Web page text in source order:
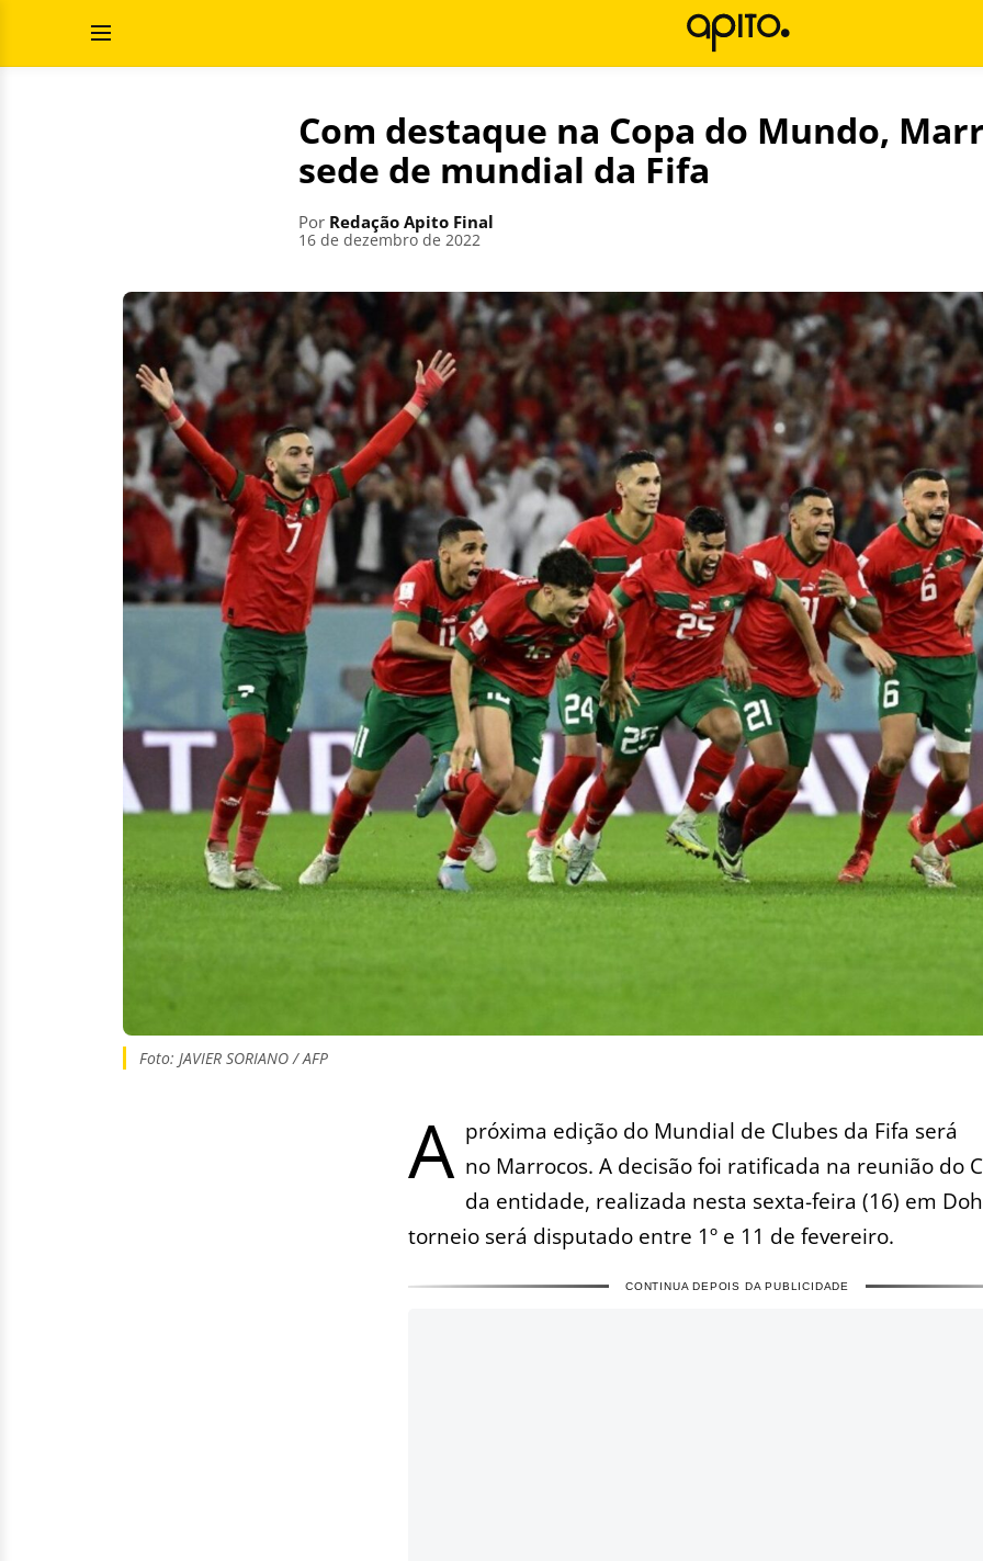
conteúdo
Abrir
Menu
Com destaque na Copa do Mundo,
sede de mundial da Fifa
Por Redação Apito Final
16 de dezembro de 2022
Foto: JAVIER SORIANO / AFP
A próxima edição do Mundial de Clubes da Fifa será
no Marrocos. A decisão foi ratificada na reunião do
da entidade, realizada nesta sexta-feira (16) em
torneio será disputado entre 1º e 11 de fevereiro.
CONTINUA DEPOIS DA PUBLICIDADE